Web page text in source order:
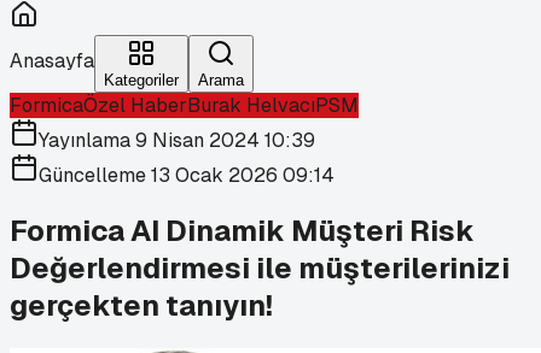
Anasayfa
Kategoriler Arama
FormicaÖzel HaberBurak HelvacıPSM
Yayınlama9 Nisan 2024 10:39
Güncelleme13 Ocak 2026 09:14
Formica AI Dinamik Müşteri Risk
Değerlendirmesi ile müşterilerinizi
gerçekten tanıyın!